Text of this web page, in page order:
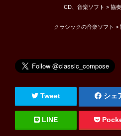
CD、音楽ソフト > 協
クラシックの音楽ソフト >
Tweet シェ
LINE